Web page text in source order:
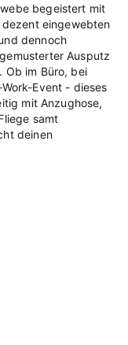
begeistert mit
eingewebten
dennoch
Ausputz
Ob im Büro, bei
Event - dieses
mit Anzughose,
samt
deinen